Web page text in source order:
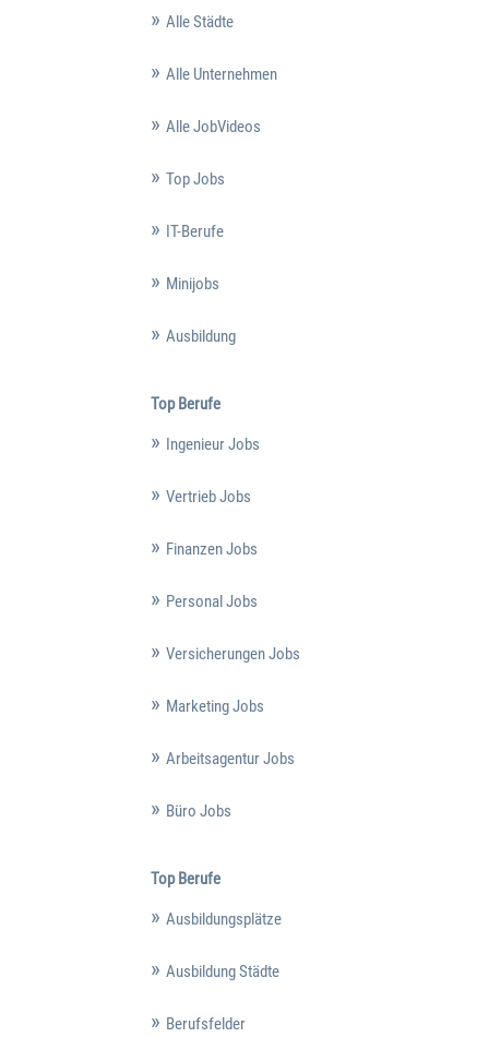
Alle Städte
Alle Unternehmen
Alle JobVideos
Top Jobs
IT-Berufe
Minijobs
Ausbildung
Top Berufe
Ingenieur Jobs
Vertrieb Jobs
Finanzen Jobs
Personal Jobs
Versicherungen Jobs
Marketing Jobs
Arbeitsagentur Jobs
Büro Jobs
Top Berufe
Ausbildungsplätze
Ausbildung Städte
Berufsfelder